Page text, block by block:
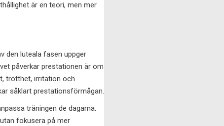
är en teori, men mer
den luteala fasen uppger
påverkar prestationen är om
trötthet, irritation och
såklart prestationsförmågan.
träningen de dagarna.
fokusera på mer